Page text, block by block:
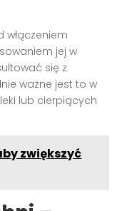
włączeniem
jej w
się z
ważne jest to w
lub cierpiących
zwiększyć